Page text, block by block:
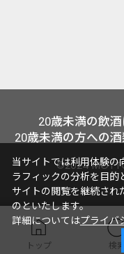
トップ 検索
20歳未満の飲
20歳未満の方への
©2024
当サイトでは利用体験の
ラフィックの分析を目的
サイトの閲覧を継続され
のといたします。
詳細についてはプライバ